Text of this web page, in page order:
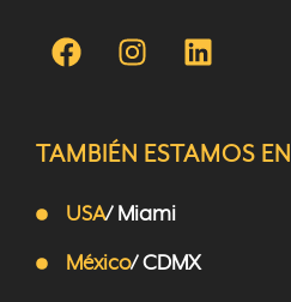
TAMBIÉN ESTAMOS EN
USA/ Miami
México/ CDMX